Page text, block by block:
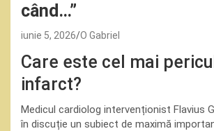
când…”
iunie 5, 2026 O Gabriel
Care este cel mai
infarct?
Medicul cardiolog intervenționist Flavius
în discuție un subiect de maximă